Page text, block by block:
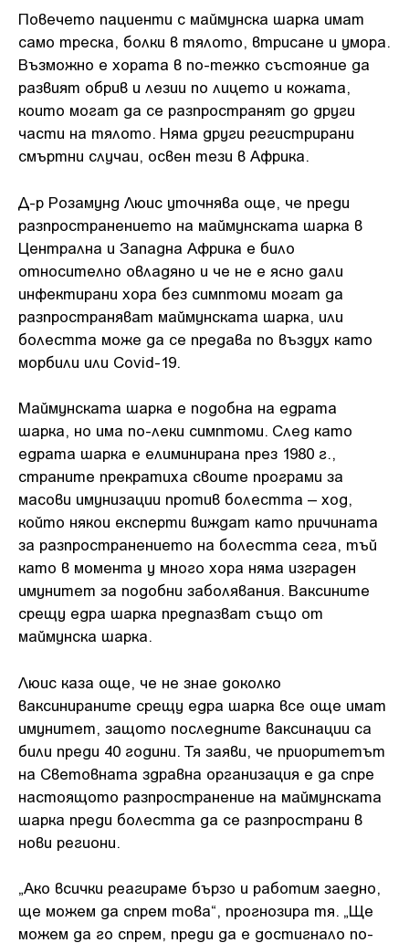
Повечето пациенти с маймунска шарка имат
само треска, болки в тялото, втрисане и умора.
Възможно е хората в по-тежко състояние да
развият обрив и лезии по лицето и кожата,
които могат да се разпространят до други
части на тялото. Няма други регистрирани
смъртни случаи, освен тези в Африка.
Д-р Розамунд Люис уточнява още, че преди
разпространението на маймунската шарка в
Централна и Западна Африка е било
относително овладяно и че не е ясно дали
инфектирани хора без симптоми могат да
разпространяват маймунската шарка, или
болестта може да се предава по въздух като
морбили или Covid-19.
Маймунската шарка е подобна на едрата
шарка, но има по-леки симптоми. След като
едрата шарка е елиминирана през 1980 г.,
страните прекратиха своите програми за
масови имунизации против болестта – ход,
който някои експерти виждат като причината
за разпространението на болестта сега, тъй
като в момента у много хора няма изграден
имунитет за подобни заболявания. Ваксините
срещу едра шарка предпазват също от
маймунска шарка.
Люис каза още, че не знае доколко
ваксинираните срещу едра шарка все още имат
имунитет, защото последните ваксинации са
били преди 40 години. Тя заяви, че приоритетът
на Световната здравна организация е да спре
настоящото разпространение на маймунската
шарка преди болестта да се разпространи в
нови региони.
„Ако всички реагираме бързо и работим заедно,
ще можем да спрем това“, прогнозира тя. „Ще
можем да го спрем, преди да е достигнало по-